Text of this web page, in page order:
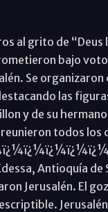
al grito de “Deus
bajo
Se
las
y de su
todos los
Antioquía de
Jerusalén. El